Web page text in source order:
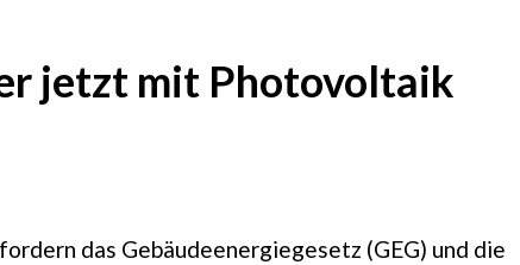
jetzt mit Photovoltaik
das Gebäudeenergiegesetz (GEG) und die